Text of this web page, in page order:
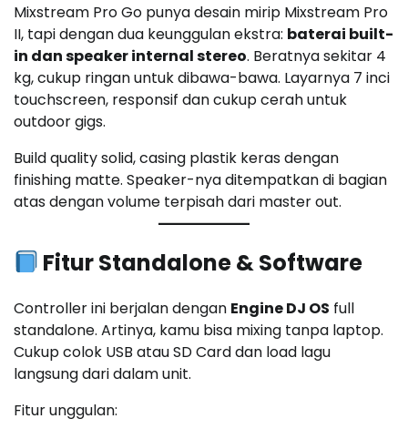
Mixstream Pro Go punya desain mirip Mixstream Pro
II, tapi dengan dua keunggulan ekstra: baterai built-
in dan speaker internal stereo. Beratnya sekitar 4
kg, cukup ringan untuk dibawa-bawa. Layarnya 7 inci
touchscreen, responsif dan cukup cerah untuk
outdoor gigs.
Build quality solid, casing plastik keras dengan
finishing matte. Speaker-nya ditempatkan di bagian
atas dengan volume terpisah dari master out.
Fitur Standalone & Software
Controller ini berjalan dengan Engine DJ OS full
standalone. Artinya, kamu bisa mixing tanpa laptop.
Cukup colok USB atau SD Card dan load lagu
langsung dari dalam unit.
Fitur unggulan: